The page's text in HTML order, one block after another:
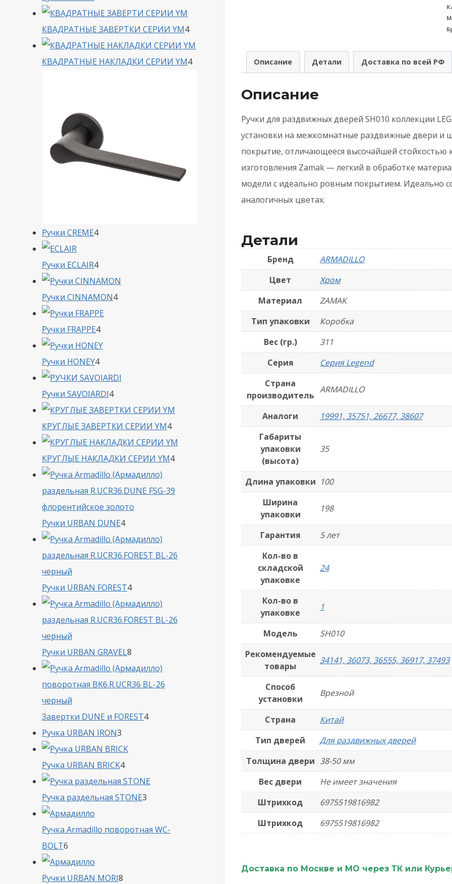
(
8
-
Описание Детали Доставка по всей РФ
Описание
Ручки для раздвижных дверей SH010 коллекции
установки на межкомнатные раздвижные двери и
покрытие, отличающееся высочайшей
изготовления Zamak — легкий в обработке
модели с идеально ровным покрытием. Идеально
аналогичных цветах.
Детали
Бренд
ARMADILLO
Цвет
Хром
Материал
ZAMAK
Тип упаковки
Коробка
Вес (гр.)
311
Серия
Серия Legend
Страна
производитель
ARMADILLO
Аналоги
19991, 35751, 26677, 38607
Габариты
упаковки
(высота)
35
Длина упаковки 100
Ширина
упаковки
198
Гарантия
5 лет
Кол-во в
складской
упаковке
24
Кол-во в
упаковке
1
Модель
SH010
Рекомендуемые
товары
34141, 36073, 36555, 36917, 37493
Способ
установки
Врезной
Страна
Китай
Тип дверей
Для раздвижных дверей
Толщина двери 38-50 мм
Вес двери
Не имеет значения
Штрихкод
6975519816982
Штрихкод
6975519816982
Доставка по Москве и МО через ТК или
товара
КВАДРАТНЫЕ ЗАВЕРТКИ СЕРИИ YM44
товара
КВАДРАТНЫЕ НАКЛАДКИ СЕРИИ YM44
Ручки CREME44
Ручки ECLAIR44
товара
Ручки CINNAMON44
Ручки FRAPPE44
товара
Ручки HONEY44
товара
Ручки SAVOIARDI44
товара
КРУГЛЫЕ ЗАВЕРТКИ СЕРИИ YM44
товара
КРУГЛЫЕ НАКЛАДКИ СЕРИИ YM44
Ручки URBAN DUNE44
товара
Ручки URBAN FOREST44
товара
Ручки URBAN GRAVEL8
товаров
Завертки DUNE и FOREST44
Ручка URBAN IRON3
товара
Ручка URBAN BRICK44
товара
Ручка раздельная STONE3
Ручка Armadillo поворотная WC-
BOLT6
товаров
Ручки URBAN MORI8